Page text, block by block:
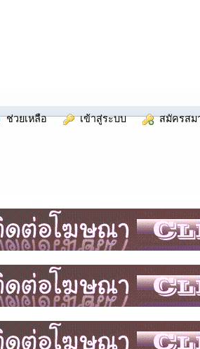
ช่วยเหลือ เข้าสู่ระบบ สมัครสม